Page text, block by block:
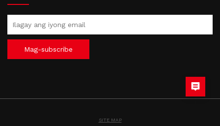
Mag-subscribe
SITE MAP